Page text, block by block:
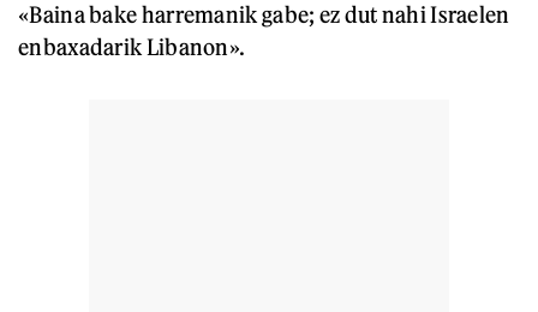
«Baina bake harremanik gabe; ez dut nahi Israelen
enbaxadarik Libanon».